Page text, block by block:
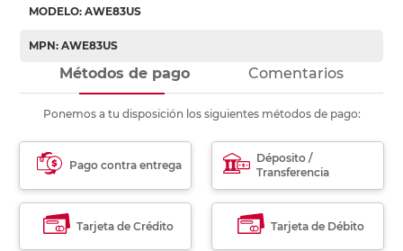
MODELO: AWE83US
MPN: AWE83US
Métodos de pago Comentarios
Ponemos a tu disposición los siguientes métodos de pago:
Pago contra entrega
Déposito /
Transferencia
Tarjeta de Crédito Tarjeta de Débito